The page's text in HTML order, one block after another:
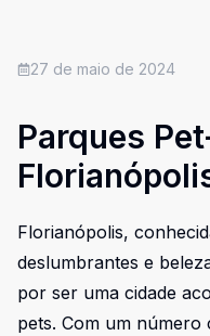
27 de maio de 2024
Parques
para Donos
Florianópolis,
deslumbrantes e
por ser uma cidade
pets. Com um número